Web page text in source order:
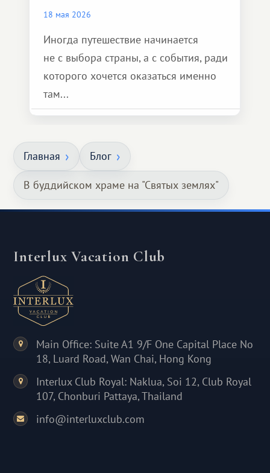
18 мая 2026
Иногда путешествие начинается
не с выбора страны, а с события, ради
которого хочется оказаться именно
там...
Главная Блог
В буддийском храме на "Святых землях"
Interlux Vacation Club
Main Office: Suite A1 9/F One Capital Place No
18, Luard Road, Wan Chai, Hong Kong
Interlux Club Royal: Naklua, Soi 12, Club Royal
107, Chonburi Pattaya, Thailand
info@interluxclub.com